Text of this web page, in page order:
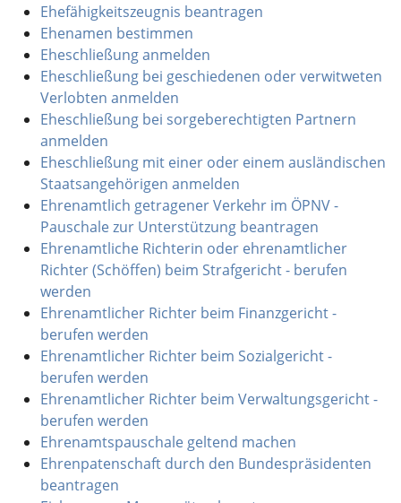
Ehefähigkeitszeugnis beantragen
Ehenamen bestimmen
Eheschließung anmelden
Eheschließung bei geschiedenen oder verwitweten
Verlobten anmelden
Eheschließung bei sorgeberechtigten Partnern
anmelden
Eheschließung mit einer oder einem ausländischen
Staatsangehörigen anmelden
Ehrenamtlich getragener Verkehr im ÖPNV -
Pauschale zur Unterstützung beantragen
Ehrenamtliche Richterin oder ehrenamtlicher
Richter (Schöffen) beim Strafgericht - berufen
werden
Ehrenamtlicher Richter beim Finanzgericht -
berufen werden
Ehrenamtlicher Richter beim Sozialgericht -
berufen werden
Ehrenamtlicher Richter beim Verwaltungsgericht -
berufen werden
Ehrenamtspauschale geltend machen
Ehrenpatenschaft durch den Bundespräsidenten
beantragen